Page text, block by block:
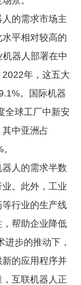
的需求市场主
平相对较高的
器人部署在中
年，这五大
。国际机器
全球工厂中新安
中亚洲占
人的需求半数
。此外，工业
行业的生产线
，帮助企业降低
进步的推动下，
的应用程序并
互联机器人正